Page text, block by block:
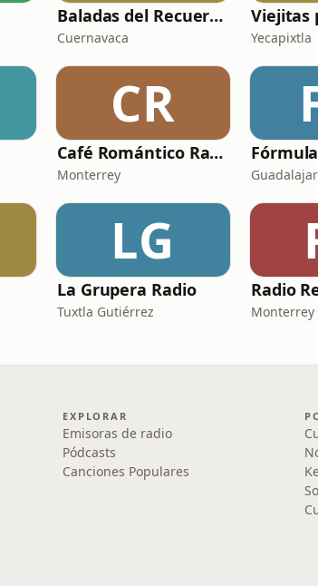
Baladas del Recuerdo
Cuernavaca Yecapixtla
CR
Café Romántico Radio
Monterrey
LG
La Grupera Radio
Tuxtla Gutiérrez
Radio
Monterrey
EXPLORAR
Emisoras de radio
Pódcasts
Canciones Populares